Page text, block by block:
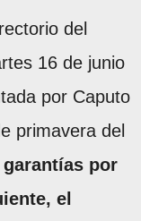
del
16 de junio
por Caputo
primavera del
garantías por
el